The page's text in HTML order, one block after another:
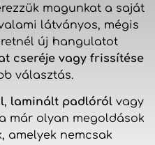
magunkat a saját
látványos, mégis
új hangulatot
cseréje vagy frissítése
választás.
, laminált padlóról vagy
már olyan megoldások
amelyek nemcsak